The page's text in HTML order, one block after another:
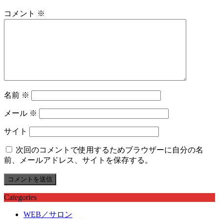
コメント ※
名前 ※
メール ※
サイト
次回のコメントで使用するためブラウザーに自分の名
前、メールアドレス、サイトを保存する。
Categories
WEB／サロン